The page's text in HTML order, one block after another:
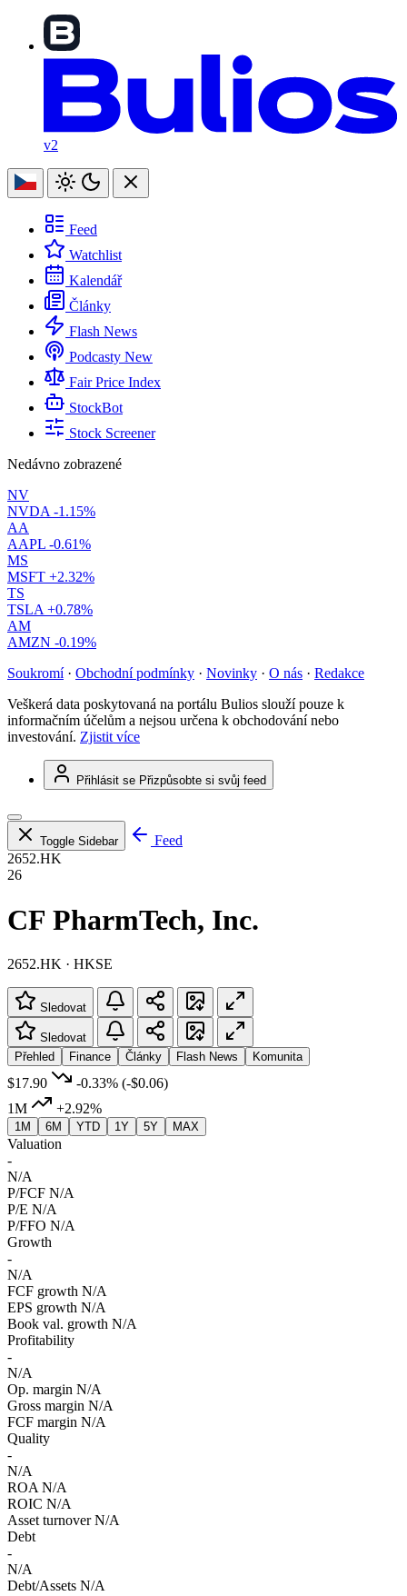
v2
Feed
Watchlist
Kalendář
Články
Flash News
Podcasty New
Fair Price Index
StockBot
Stock Screener
Nedávno zobrazené
NV
NVDA -1.15%
AA
AAPL -0.61%
MS
MSFT +2.32%
TS
TSLA +0.78%
AM
AMZN -0.19%
Soukromí · Obchodní podmínky · Novinky · O nás · Redakce
Veškerá data poskytovaná na portálu Bulios slouží pouze k
informačním účelům a nejsou určena k obchodování nebo
investování. Zjistit více
Přihlásit se Přizpůsobte si svůj feed
Toggle Sidebar
Feed
2652.HK
26
CF PharmTech, Inc.
2652.HK · HKSE
Sledovat
Sledovat
Přehled
Finance Články Flash News Komunita
$17.90 -0.33% (-$0.06)
1M
+2.92%
1M 6M YTD 1Y 5Y MAX
Valuation
-
N/A
P/FCF N/A
P/E N/A
P/FFO N/A
Growth
-
N/A
FCF growth N/A
EPS growth N/A
Book val. growth N/A
Profitability
-
N/A
Op. margin N/A
Gross margin N/A
FCF margin N/A
Quality
-
N/A
ROA N/A
ROIC N/A
Asset turnover N/A
Debt
-
N/A
Debt/Assets N/A